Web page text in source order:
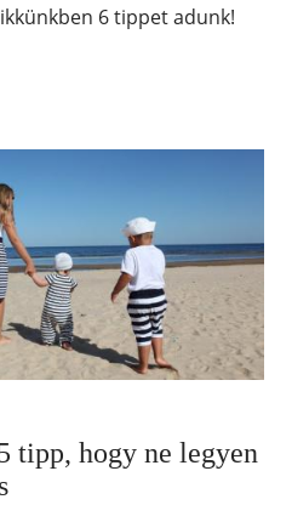
6 tippet adunk!
tipp, hogy ne legyen